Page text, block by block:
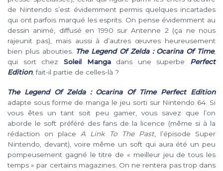
de Nintendo s’est évidemment permis quelques incartades
qui ont parfois marqué les esprits. On pense évidemment au
dessin animé, diffusé en 1990 sur Antenne 2 (ça ne nous
rajeunit pas), mais aussi à d’autres œuvres heureusement
bien plus abouties. The Legend Of Zelda : Ocarina Of Time,
qui sort chez Soleil Mangadans une superbe Perfect
Edition, fait-il partie de celles-là ?
The Legend Of Zelda : Ocarina Of Time Perfect Edition
adapte sous forme de manga le jeu sorti sur Nintendo 64. Si
vous êtes un tant soit peu gamer, vous savez que l’on
aborde le soft préféré des fans de la licence (même si à la
rédaction on placeA Link To The Past, l’épisode Super
Nintendo, devant), voire même un soft qui aura été un peu
pompeusement gagné le titre de « meilleur jeu de tous les
temps » par certains magazines. On ne rentera pas trop dans